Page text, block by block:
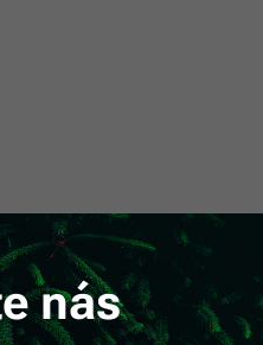
nás